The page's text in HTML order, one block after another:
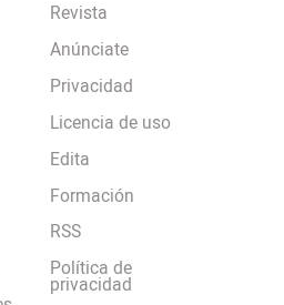
Revista
Anúnciate
Privacidad
Licencia de uso
Edita
Formación
RSS
Política de
privacidad